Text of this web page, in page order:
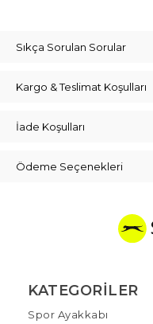
Sıkça Sorulan Sorular
Kargo & Teslimat Koşulları
İade Koşulları
Ödeme Seçenekleri
KATEGORILER
Spor Ayakkabı